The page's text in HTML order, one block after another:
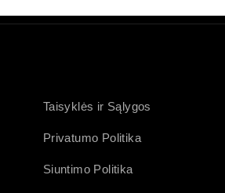
Taisyklės ir Sąlygos
Privatumo Politika
Siuntimo Politika